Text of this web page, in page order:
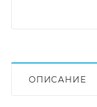
ОПИСАНИЕ